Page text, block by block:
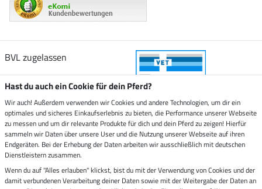
BVL zugelassen
Zustellung durch
Sicher bezahlen mit
Hast du auch ein Cookie für dein Pferd?
Wir auch! Außerdem verwenden wir Cookies und andere Technologien, um dir ein
optimales und sicheres Einkaufserlebnis zu bieten, die Performance unserer Webseite
zu messen und um dir relevante Produkte für dich und dein Pferd zu zeigen! Hierfür
sammeln wir Daten über unsere User und die Nutzung unserer Webseite auf ihren
Endgeräten. Bei der Erhebung der Daten arbeiten wir ausschließlich mit deutschen
Dienstleistern zusammen.
Wenn du auf "Alles erlauben" klickst, bist du mit der Verwendung von Cookies und der
damit verbundenen Verarbeitung deiner Daten sowie mit der Weitergabe der Daten an